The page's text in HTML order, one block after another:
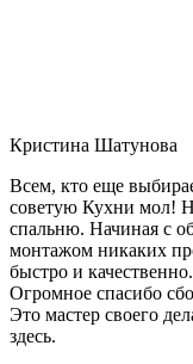
Кристина Шатунова
Всем, кто еще
советую Кухни мол!
спальню. Начиная с
монтажом никаких
быстро и
Огромное спасибо
Это мастер своего
здесь.